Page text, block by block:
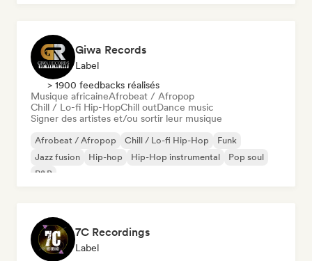
Giwa Records
Label
> 1900 feedbacks réalisés
Musique africaineAfrobeat / Afropop
Chill / Lo-fi Hip-HopChill outDance music
Signer des artistes et/ou sortir leur musique
Afrobeat / Afropop Chill / Lo-fi Hip-Hop
Funk
Jazz fusion
Hip-hop Hip-Hop instrumental
Pop soul
R&B
7C Recordings
Label